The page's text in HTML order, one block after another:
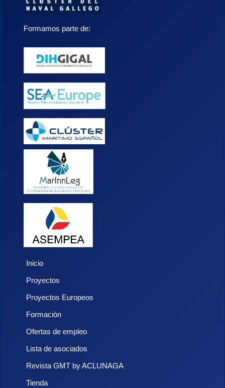
Formamos parte de:
Inicio
Proyectos
Proyectos Europeos
Formación
Ofertas de empleo
Lista de asociados
Revista GMT by ACLUNAGA
Tienda